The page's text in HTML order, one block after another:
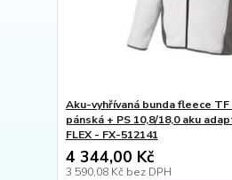
Aku-vyhřívaná bunda fleece
pánská + PS 10,8/18,0 aku
FLEX - FX-512141
4 344,00 Kč
3 590,08 Kč bez DPH